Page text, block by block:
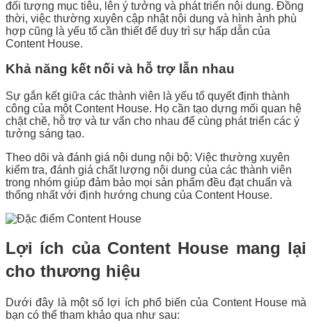
đối tượng mục tiêu, lên ý tưởng và phát triển nội dung. Đồng
thời, việc thường xuyên cập nhật nội dung và hình ảnh phù
hợp cũng là yếu tố cần thiết để duy trì sự hấp dẫn của
Content House.
Khả năng kết nối và hỗ trợ lẫn nhau
Sự gắn kết giữa các thành viên là yếu tố quyết định thành
công của một Content House. Họ cần tạo dựng mối quan hệ
chặt chẽ, hỗ trợ và tư vấn cho nhau để cùng phát triển các ý
tưởng sáng tạo.
Theo dõi và đánh giá nội dung nội bộ: Việc thường xuyên
kiểm tra, đánh giá chất lượng nội dung của các thành viên
trong nhóm giúp đảm bảo mọi sản phẩm đều đạt chuẩn và
thống nhất với định hướng chung của Content House.
Lợi ích của Content House mang lại
cho thương hiệu
Dưới đây là một số lợi ích phổ biến của Content House mà
bạn có thể tham khảo qua như sau: